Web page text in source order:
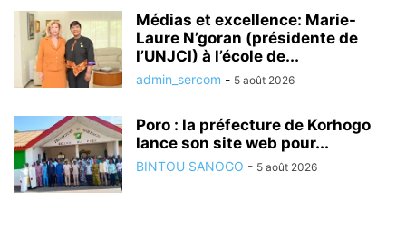
Médias et excellence: Marie-
Laure N’goran (présidente de
l’UNJCI) à l’école de...
admin_sercom - 5 août 2026
Poro : la préfecture de Korhogo
lance son site web pour...
BINTOU SANOGO - 5 août 2026